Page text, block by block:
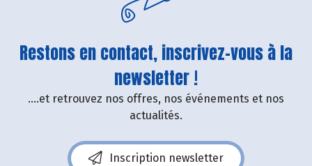
Restons en contact, inscrivez-vous à la
newsletter !
....et retrouvez nos offres, nos événements et nos
actualités.
Inscription newsletter